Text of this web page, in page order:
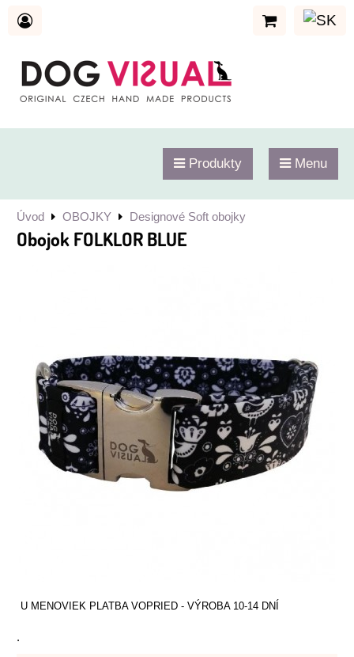
Produkty Menu
Úvod OBOJKY Designové Soft obojky
Obojok FOLKLOR BLUE
U MENOVIEK PLATBA VOPRIED - VÝROBA 10-14 DNÍ
.